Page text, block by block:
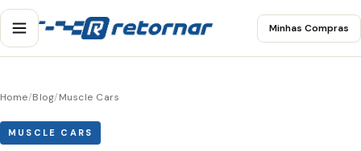
Minhas Compras
Home/Blog/Muscle Cars
MUSCLE CARS